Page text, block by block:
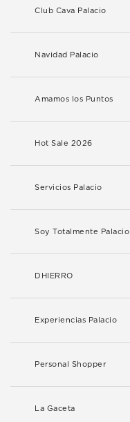
Club Cava Palacio
Navidad Palacio
Amamos los Puntos
Hot Sale 2026
Servicios Palacio
Soy Totalmente Palacio
DHIERRO
Experiencias Palacio
Personal Shopper
La Gaceta